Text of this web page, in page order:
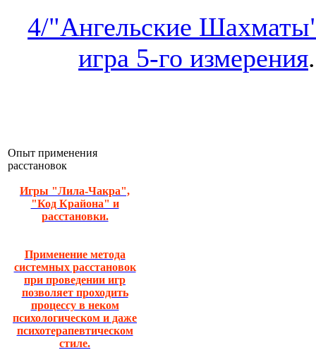
4/"Ангельские
игра 5-го измерения
Опыт применения
расстановок
Игры "Лила-Чакра",
"Код Крайона" и
расстановки.
Применение метода
системных расстановок
при проведении игр
позволяет проходить
процессу в неком
психологическом и даже
психотерапевтическом
стиле.